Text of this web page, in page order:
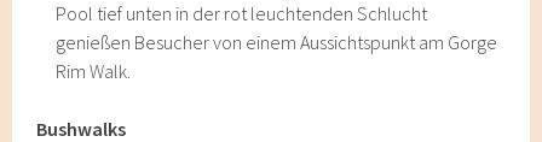
Pool tief unten in der rot leuchtenden Schlucht
genießen Besucher von einem Aussichtspunkt am Gorge
Rim Walk.
Bushwalks